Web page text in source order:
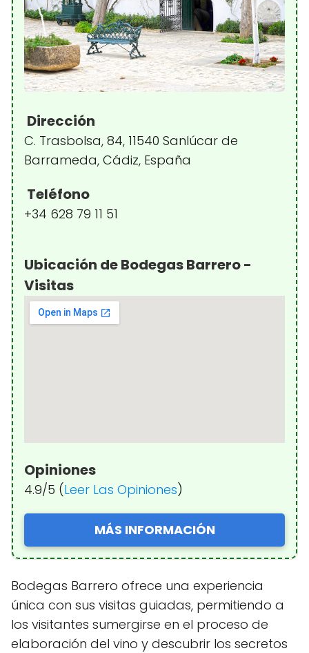
Dirección
C. Trasbolsa, 84, 11540 Sanlúcar de
Barrameda, Cádiz, España
Teléfono
+34 628 79 11 51
Ubicación de Bodegas Barrero -
Visitas
Opiniones
4.9/5 (Leer Las Opiniones)
MÁS INFORMACIÓN
Bodegas Barrero ofrece una experiencia
única con sus visitas guiadas, permitiendo a
los visitantes sumergirse en el proceso de
elaboración del vino y descubrir los secretos